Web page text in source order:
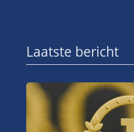
Laatste bericht